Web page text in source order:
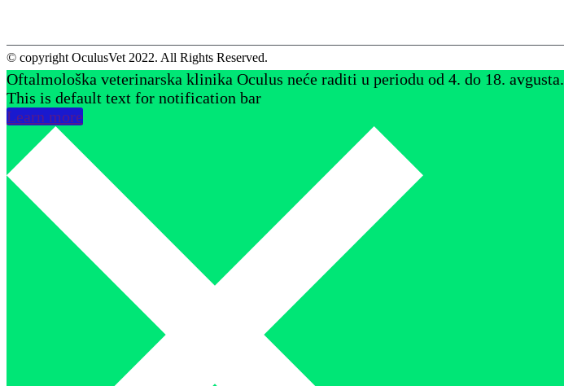
© copyright OculusVet 2022. All Rights Reserved.
Oftalmološka veterinarska klinika Oculus neće raditi u periodu od 4. do 18. avgusta.
This is default text for notification bar
Learn more